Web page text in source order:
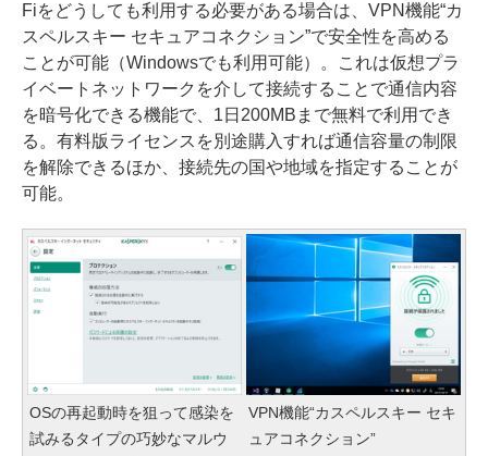
Fiをどうしても利用する必要がある場合は、VPN機能“カ
スペルスキー セキュアコネクション”で安全性を高める
ことが可能（Windowsでも利用可能）。これは仮想プラ
イベートネットワークを介して接続することで通信内容
を暗号化できる機能で、1日200MBまで無料で利用でき
る。有料版ライセンスを別途購入すれば通信容量の制限
を解除できるほか、接続先の国や地域を指定することが
可能。
OSの再起動時を狙って感染を
試みるタイプの巧妙なマルウ
VPN機能“カスペルスキー セキ
ュアコネクション”